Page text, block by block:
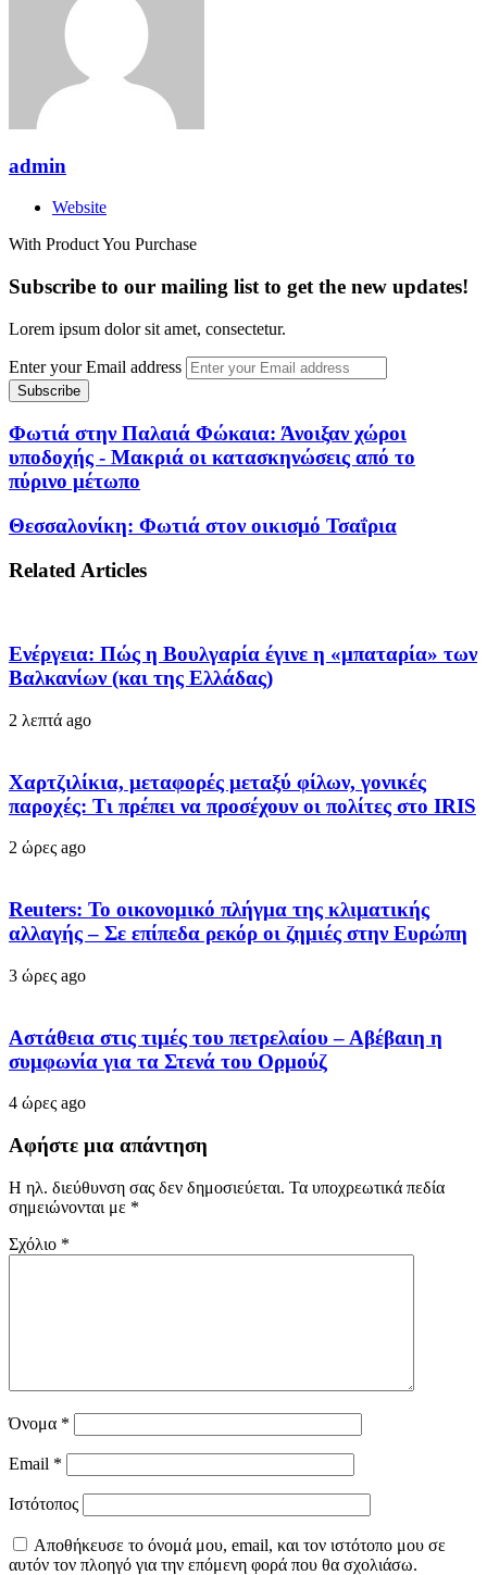
admin
Website
With Product You Purchase
Subscribe to our mailing list to get the new updates!
Lorem ipsum dolor sit amet, consectetur.
Enter your Email address
Φωτιά στην Παλαιά Φώκαια: Άνοιξαν χώροι
υποδοχής - Μακριά οι κατασκηνώσεις από το
πύρινο μέτωπο
Θεσσαλονίκη: Φωτιά στον οικισμό Τσαΐρια
Related Articles
Ενέργεια: Πώς η Βουλγαρία έγινε η «μπαταρία» των
Βαλκανίων (και της Ελλάδας)
2 λεπτά ago
Χαρτζιλίκια, μεταφορές μεταξύ φίλων, γονικές
παροχές: Τι πρέπει να προσέχουν οι πολίτες στο IRIS
2 ώρες ago
Reuters: Το οικονομικό πλήγμα της κλιματικής
αλλαγής – Σε επίπεδα ρεκόρ οι ζημιές στην Ευρώπη
3 ώρες ago
Αστάθεια στις τιμές του πετρελαίου – Αβέβαιη η
συμφωνία για τα Στενά του Ορμούζ
4 ώρες ago
Αφήστε μια απάντηση
Η ηλ. διεύθυνση σας δεν δημοσιεύεται. Τα υποχρεωτικά πεδία
σημειώνονται με *
Σχόλιο *
Όνομα *
Email *
Ιστότοπος
Αποθήκευσε το όνομά μου, email, και τον ιστότοπο μου σε
αυτόν τον πλοηγό για την επόμενη φορά που θα σχολιάσω.